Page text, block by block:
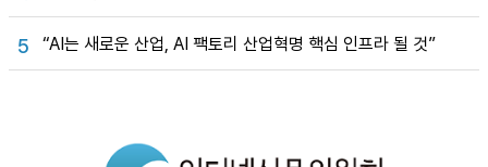
5 “AI는 새로운 산업, AI 팩토리 산업혁명 핵심 인프라 될 것”